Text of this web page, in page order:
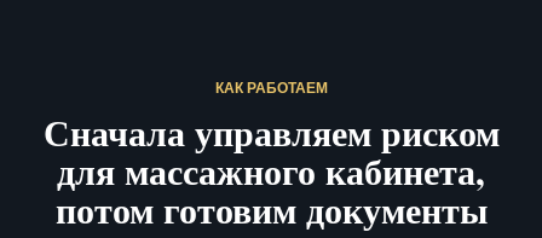
КАК РАБОТАЕМ
Сначала управляем риском
для массажного кабинета,
потом готовим документы